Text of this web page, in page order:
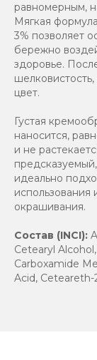
равномерным,
Мягкая
3% позволяет
бережно
здоровье.
цвет.
Густая
наносится,
и не
идеально
использования
окрашивания.
Состав (INCI):
Cetearyl
Carboxamide
Acid, Ceteareth-